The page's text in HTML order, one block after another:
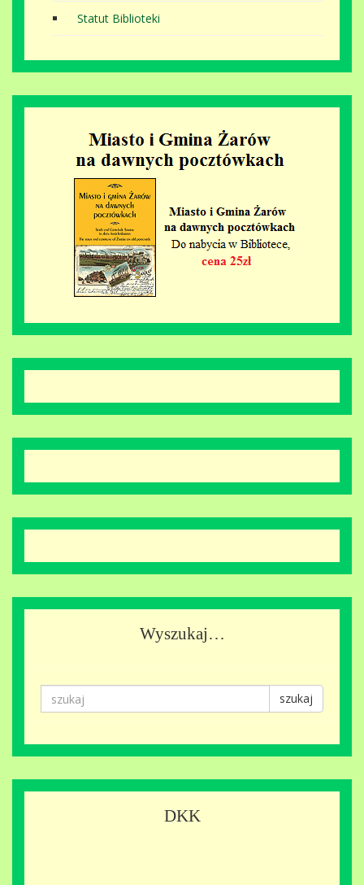
Statut Biblioteki
Wyszukaj…
szukaj
DKK